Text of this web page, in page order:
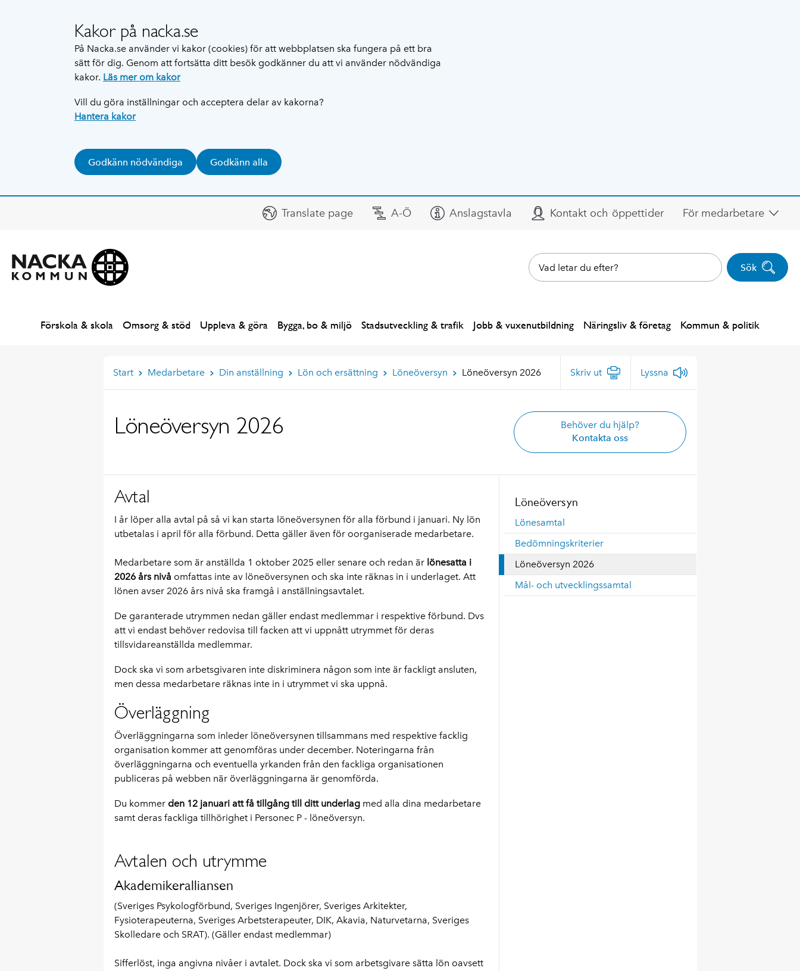
Kakor på nacka.se
På Nacka.se använder vi kakor (cookies) för att webbplatsen ska fungera på ett bra
sätt för dig. Genom att fortsätta ditt besök godkänner du att vi använder nödvändiga
kakor. Läs mer om kakor
Vill du göra inställningar och acceptera delar av kakorna?
Hantera kakor
Godkänn nödvändiga Godkänn alla
Translate page A-Ö Anslagstavla Kontakt och öppettider För medarbetare
Sök
Förskola & skola Omsorg & stöd Uppleva & göra Bygga, bo & miljö Stadsutveckling & trafik Jobb & vuxenutbildning Näringsliv & företag Kommun & politik
Start Medarbetare Din anställning Lön och ersättning Löneöversyn Löneöversyn 2026 Skriv ut Lyssna
Löneöversyn 2026
Behöver du hjälp?
Kontakta oss
Löneöversyn
Lönesamtal
Bedömningskriterier
Löneöversyn 2026
Mål- och utvecklingssamtal
Avtal
I år löper alla avtal på så vi kan starta löneöversynen för alla förbund i januari. Ny lön
utbetalas i april för alla förbund. Detta gäller även för oorganiserade medarbetare.
Medarbetare som är anställda 1 oktober 2025 eller senare och redan är lönesatta i
2026 års nivå omfattas inte av löneöversynen och ska inte räknas in i underlaget. Att
lönen avser 2026 års nivå ska framgå i anställningsavtalet.
De garanterade utrymmen nedan gäller endast medlemmar i respektive förbund. Dvs
att vi endast behöver redovisa till facken att vi uppnått utrymmet för deras
tillsvidareanställda medlemmar.
Dock ska vi som arbetsgivaren inte diskriminera någon som inte är fackligt ansluten,
men dessa medarbetare räknas inte in i utrymmet vi ska uppnå.
Överläggning
Överläggningarna som inleder löneöversynen tillsammans med respektive facklig
organisation kommer att genomföras under december. Noteringarna från
överläggningarna och eventuella yrkanden från den fackliga organisationen
publiceras på webben när överläggningarna är genomförda.
Du kommer den 12 januari att få tillgång till ditt underlagmed alla dina medarbetare
samt deras fackliga tillhörighet i Personec P - löneöversyn.
Avtalen och utrymme
Akademikeralliansen
(Sveriges Psykologförbund, Sveriges Ingenjörer, Sveriges Arkitekter,
Fysioterapeuterna, Sveriges Arbetsterapeuter, DIK, Akavia, Naturvetarna, Sveriges
Skolledare och SRAT). (Gäller endast medlemmar)
Sifferlöst, inga angivna nivåer i avtalet. Dock ska vi som arbetsgivare sätta lön oavsett